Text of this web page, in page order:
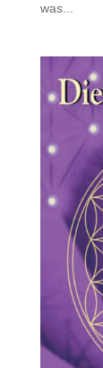
was...